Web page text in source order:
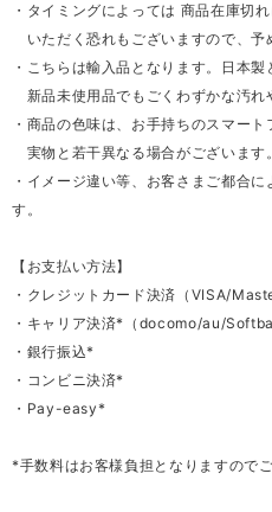
・タイミングによっては 商品在庫切
いただく恐れもございますので、予
・こちらは輸入品となります。日本製
新品未使用品でもごくわずかな汚れ
・商品の色味は、お手持ちのスマー
実物と若干異なる場合がございます。
・イメージ違い等、お客さまご都合
す。
【お支払い方法】
・クレジットカード決済（VISA/
・キャリア決済*（docomo/au/
・銀行振込*
・コンビニ決済*
・Pay-easy*
*手数料はお客様負担となりますのでご